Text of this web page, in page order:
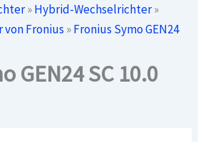
»Hybrid-Wechselrichter»
Fronius »Fronius Symo GEN24
GEN24 SC 10.0